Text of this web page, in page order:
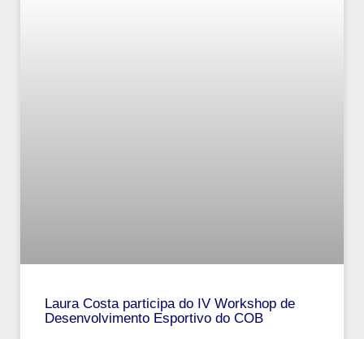
Laura Costa participa do IV Workshop de
Desenvolvimento Esportivo do COB